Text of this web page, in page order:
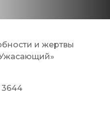
3644